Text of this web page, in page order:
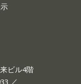
ビル4階
／